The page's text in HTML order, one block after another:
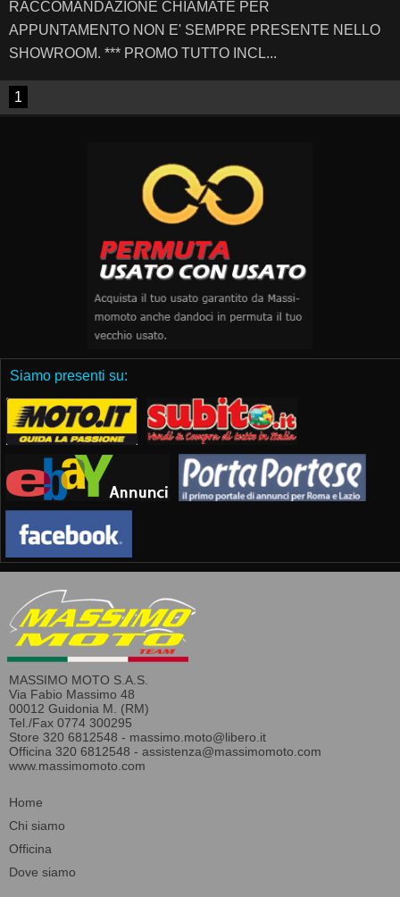
RACCOMANDAZIONE CHIAMATE PER
APPUNTAMENTO NON E' SEMPRE PRESENTE NELLO
SHOWROOM. *** PROMO TUTTO INCL...
1
Siamo presenti su:
MASSIMO MOTO S.A.S.
Via Fabio Massimo 48
00012 Guidonia M. (RM)
Tel./Fax 0774 300295
Store 320 6812548 - massimo.moto@libero.it
Officina 320 6812548 - assistenza@massimomoto.com
www.massimomoto.com
Home
Chi siamo
Officina
Dove siamo